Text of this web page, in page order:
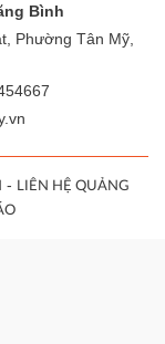
Bình
Phường Tân Mỹ,
- LIÊN HỆ QUẢNG